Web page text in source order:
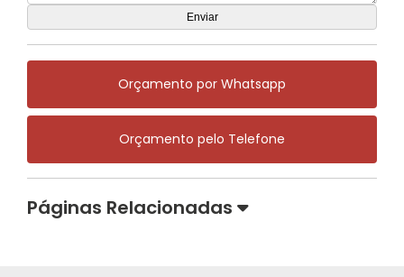
Orçamento por Whatsapp
Orçamento pelo Telefone
Páginas Relacionadas